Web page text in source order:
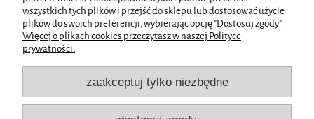
Pomoc
Płatności i dostawa
wszystkich tych plików i przejść do sklepu lub dostosować użycie
plików do swoich preferencji, wybierając opcję "Dostosuj zgody".
Więcej o plikach cookies przeczytasz w naszej Polityce
prywatności.
zaakceptuj tylko niezbędne